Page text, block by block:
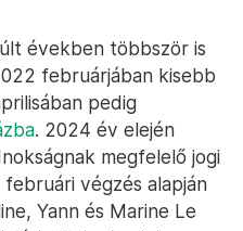
években többször is
februárjában kisebb
pedig
. 2024 év elején
megfelelő jogi
februári végzés alapján
Yann és Marine Le